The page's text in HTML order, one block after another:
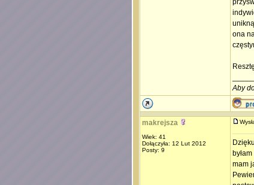
ona
Aby
makrejsza
Wiek: 41
Dołączyła: 12 Lut 2012
Posty: 9
mam